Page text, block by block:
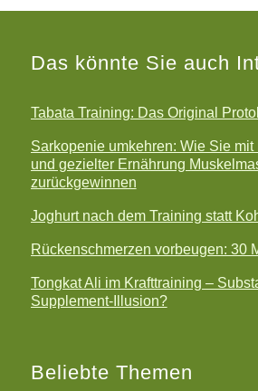
Das könnte Sie auch
Tabata Training: Das Original
Sarkopenie umkehren: Wie Sie
und gezielter Ernährung
zurückgewinnen
Joghurt nach dem Training statt
Rückenschmerzen vorbeugen: 30
Tongkat Ali im Krafttraining –
Supplement-Illusion?
Beliebte Themen